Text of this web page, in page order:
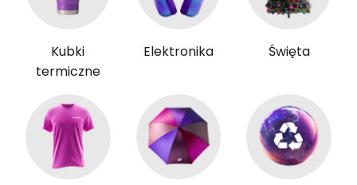
Kubki
termiczne
Elektronika Święta